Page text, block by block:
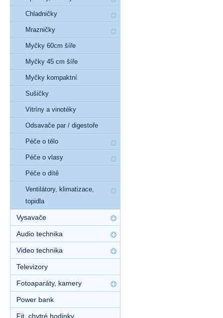
Chladničky
Mrazničky
Myčky 60cm šíře
Myčky 45 cm šíře
Myčky kompaktní
Sušičky
Vitríny a vinotéky
Odsavače par / digestoře
Péče o tělo
Péče o vlasy
Péče o dítě
Ventilátory, klimatizace,
topidla
Vysavače
Audio technika
Video technika
Televizory
Fotoaparáty, kamery
Power bank
Fit, chytré hodinky